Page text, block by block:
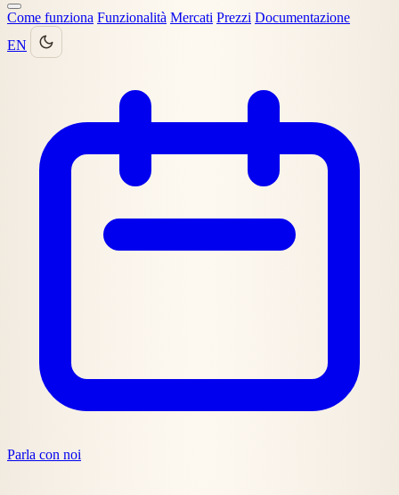
Come funziona Funzionalità Mercati Prezzi Documentazione
EN
Parla con noi